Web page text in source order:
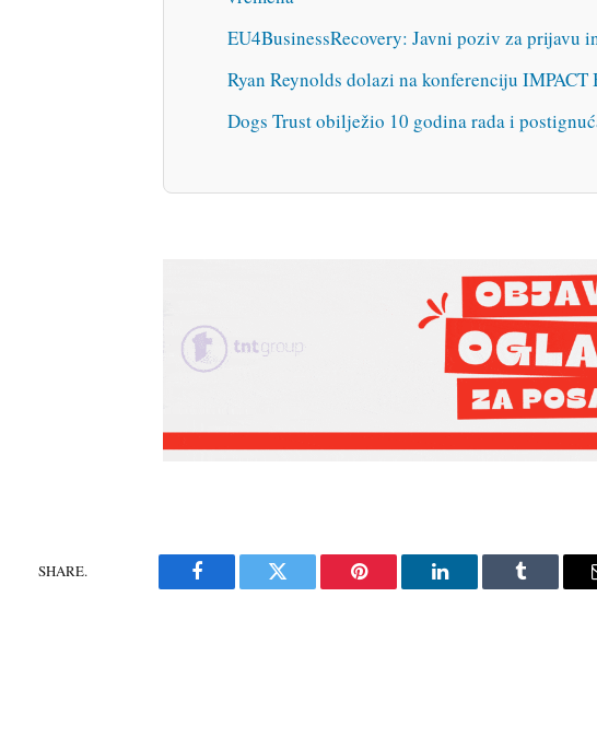
EU4BusinessRecovery: Javni poziv za
Ryan Reynolds dolazi na konferenciju IMPACT
Dogs Trust obilježio 10 godina rada i
SHARE.
Facebook Twitter Pinterest LinkedIn Tumblr